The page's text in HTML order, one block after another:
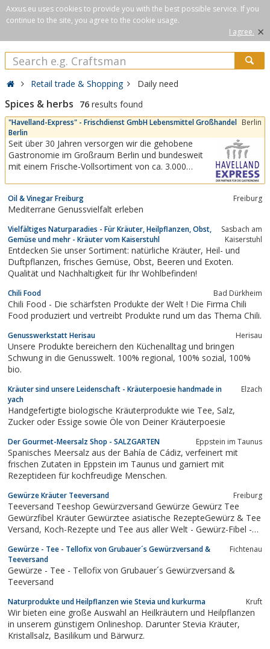
Axxus.eu uses cookies to provide you with the best possible service. If you
continue to the site, you agree to the cookie usage.
I agree. ×
Retail trade & Shopping Daily need
Spices & herbs 76 results found
"Havelland-Express" - Frischdienst GmbH Lebensmittel Großhandel
Berlin
Berlin
Seit über 30 Jahren versorgen wir die gehobene
Gastronomie im Großraum Berlin und bundesweit
mit einem Frische-Vollsortiment von ca. 3.000
Schalentiere, Feinkost und Spezialitäten mit eigener
Logistik, mit Fremd-Logistik an jeden...
Oil & Vinegar Freiburg Freiburg
Mediterrane Genussvielfalt erleben
Vielfältiges Naturparadies - Für Kräuter, Heilpflanzen, Obst,
Gemüse und mehr - Kräuter vom Kaiserstuhl
Sasbach am
Kaiserstuhl
Entdecken Sie unser Sortiment: natürliche Kräuter, Heil- und
Duftpflanzen, frisches Gemüse, Obst, Beeren und Exoten.
Qualität und Nachhaltigkeit für Ihr Wohlbefinden!
Chili Food Bad Dürkheim
Chili Food - Die schärfsten Produkte der Welt ! Die Firma Chili
Food produziert und vertreibt Produkte rund um das Thema Chili.
Genusswerkstatt Herisau Herisau
Unsere Produkte bereichern den Küchenalltag und bringen
Schwung in die Genusswelt. 100% regional, 100% sozial, 100%
bio.
Kräuter sind unsere Leidenschaft - Kräuterpoesie handmade in
yach
Elzach
Handgefertigte biologische Kräuterprodukte wie Tee, Salz,
Zucker oder Essige sowie Öle von Deiner Kräuterpoesie
Der Gourmet-Meersalz Shop - SALZGARTEN Eppstein im Taunus
Spanisches Meersalz aus der Bahía de Cádiz, verfeinert mit
frischen Zutaten in Eppstein im Taunus und garniert mit
Rezeptideen für kochfreudige Menschen.
Gewürze Kräuter Teeversand Freiburg
Teeversand Teeshop Gewürzversand Gewürze Gewürz Tee
Gewürzfibel Kräuter Gewürztee asiatische RezepteGewürz & Tee
Versand, Koch-Rezepte und Tee aus aller Welt - Gewürz-Fibel -
in einer Auswahl von über 200 Gewürzen und Kräutern sowie
einem umfangreichem...
Gewürze - Tee - Tellofix von Grubauer´s Gewürzversand &
Teeversand
Fichtenau
Gewürze - Tee - Tellofix von Grubauer´s Gewürzversand &
Teeversand
Naturprodukte und Heilpflanzen wie Stevia und kurkurma Kruft
Wir bieten eine große Auswahl an Heilkräutern und Heilpflanzen
in unserem günstigem Onlineshop. Darunter Stevia Kräuter,
Kristallsalz, Basilikum und Bärwurz.